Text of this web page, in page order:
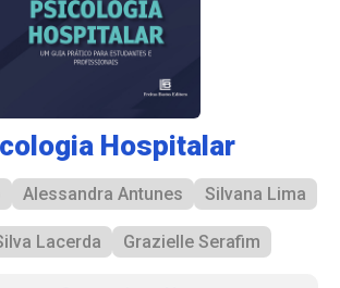
Hospitalar
Alessandra Antunes Silvana Lima
Lacerda Grazielle Serafim